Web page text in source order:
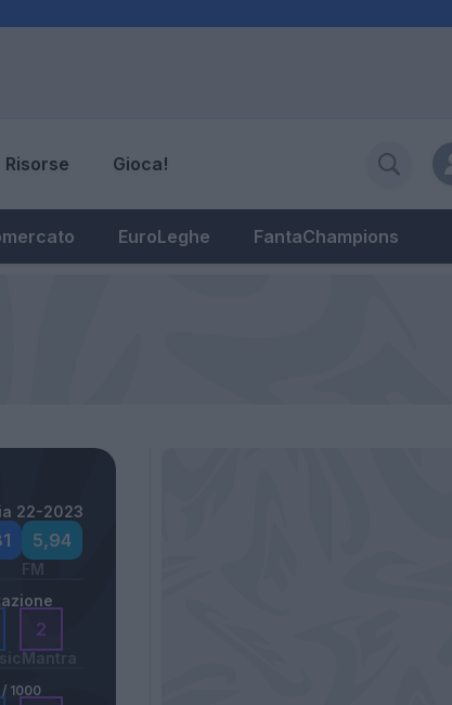
Risorse Gioca!
EuroLeghe FantaChampions
22-2023
5,94
FM
2
Mantra
/ 1000